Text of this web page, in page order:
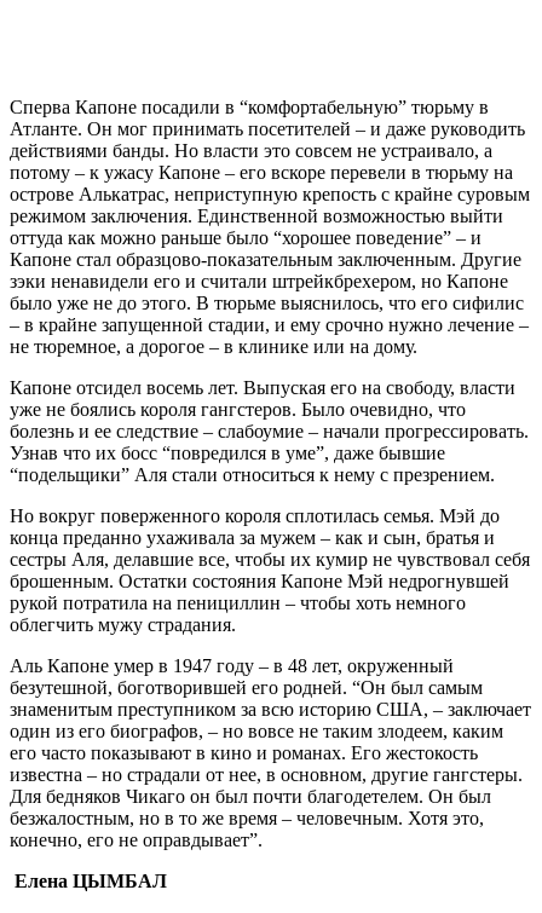
Сперва Капоне посадили в “комфортабельную” тюрьму в
Атланте. Он мог принимать посетителей – и даже руководить
действиями банды. Но власти это совсем не устраивало, а
потому – к ужасу Капоне – его вскоре перевели в тюрьму на
острове Алькатрас, неприступную крепость с крайне суровым
режимом заключения. Единственной возможностью выйти
оттуда как можно раньше было “хорошее поведение” – и
Капоне стал образцово-показательным заключенным. Другие
зэки ненавидели его и считали штрейкбрехером, но Капоне
было уже не до этого. В тюрьме выяснилось, что его сифилис
– в крайне запущенной стадии, и ему срочно нужно лечение –
не тюремное, а дорогое – в клинике или на дому.
Капоне отсидел восемь лет. Выпуская его на свободу, власти
уже не боялись короля гангстеров. Было очевидно, что
болезнь и ее следствие – слабоумие – начали прогрессировать.
Узнав что их босс “повредился в уме”, даже бывшие
“подельщики” Аля стали относиться к нему с презрением.
Но вокруг поверженного короля сплотилась семья. Мэй до
конца преданно ухаживала за мужем – как и сын, братья и
сестры Аля, делавшие все, чтобы их кумир не чувствовал себя
брошенным. Остатки состояния Капоне Мэй недрогнувшей
рукой потратила на пенициллин – чтобы хоть немного
облегчить мужу страдания.
Аль Капоне умер в 1947 году – в 48 лет, окруженный
безутешной, боготворившей его родней. “Он был самым
знаменитым преступником за всю историю США, – заключает
один из его биографов, – но вовсе не таким злодеем, каким
его часто показывают в кино и романах. Его жестокость
известна – но страдали от нее, в основном, другие гангстеры.
Для бедняков Чикаго он был почти благодетелем. Он был
безжалостным, но в то же время – человечным. Хотя это,
конечно, его не оправдывает”.
Елена ЦЫМБАЛ